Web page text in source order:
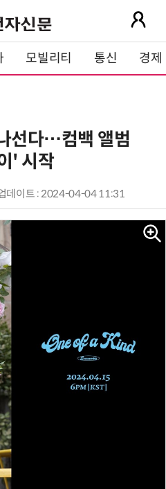
모빌리티 통신 경제
선다…컴백 앨범
' 시작
데이트 : 2024-04-04 11:31